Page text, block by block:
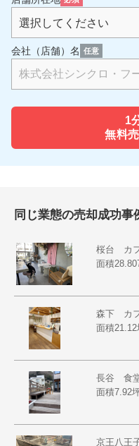
会社（店舗）名 任意
1
無料
同じ業態の売却成功事
桜台 カ
面積
森下 カ
面積
長谷 食
面積7.92
京王八王